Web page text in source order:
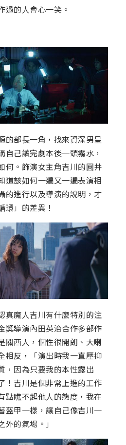
過的人會心一笑。
的部長一角，找來資深男星
自己讀完劇本後一頭霧水，
何。飾演女主角吉川的圓井
道該如何一遍又一遍表演相
的進行以及導演的說明，才
環」的差異！
真魔人吉川有什麼特別的注
獎導演內田英治合作多部作
關西人，個性很開朗、大喇
相反，「演出時我一直壓抑
，因為只要我的本性露出
！吉川是個非常上進的工作
點瞧不起他人的態度，我在
盔甲一樣，讓自己像吉川一
的氣場。」